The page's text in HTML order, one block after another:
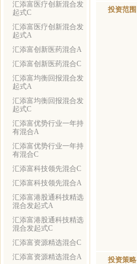
汇添富医疗创新混合发
起式C
汇添富医疗创新混合发
起式A
汇添富创新医药混合A
汇添富创新医药混合C
汇添富均衡回报混合发
起式A
汇添富均衡回报混合发
起式C
汇添富优势行业一年持
有混合A
汇添富优势行业一年持
有混合C
汇添富科技领先混合C
汇添富科技领先混合A
汇添富港股通科技精选
混合发起式A
汇添富港股通科技精选
混合发起式C
汇添富资源精选混合C
汇添富资源精选混合A
投资范围
投资策略